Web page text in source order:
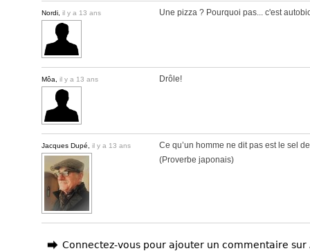
Nordi, il y a 13 ans Une pizza ? Pourquoi pas... c'est
Môa, il y a 13 ans Drôle!
Jacques Dupé, il y a 13 ans
Ce qu’un homme ne dit pas est le sel
(Proverbe japonais)
Connectez-vous pour ajouter un commentaire sur